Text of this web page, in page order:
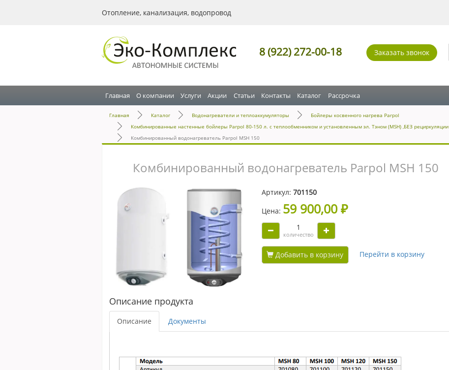
Отопление, канализация, водопровод
8 (922) 272-00-18 Заказать звонок
Главная О компании Услуги Акции Статьи Контакты Каталог Рассрочка
Главная Каталог Водонагреватели и теплоаккумуляторы
Бойлеры косвенного нагрева Parpol
Комбинированные настенные бойлеры Parpol 80-150 л. с теплообменником и установленным эл. Тэном (MSH) ,БЕЗ рециркуляции
Комбинированный водонагреватель Parpol MSH 150
Комбинированный водонагреватель Parpol MSH 150
Артикул: 701150
Цена: 59 900,00 ₽
количество
Добавить в корзину Перейти в корзину
Описание продукта
Описание Документы